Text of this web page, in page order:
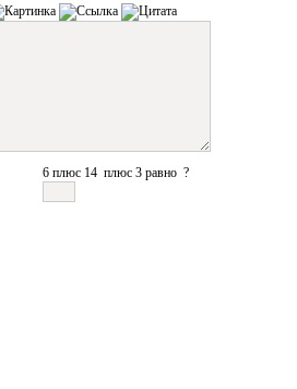
6 плюс 14 плюс 3 равно ?